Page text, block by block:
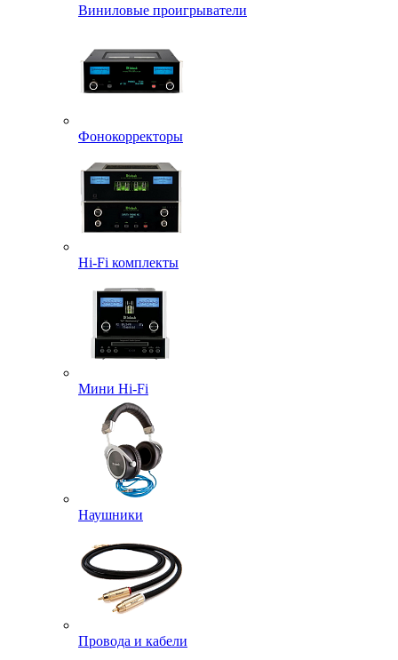
Виниловые проигрыватели
Фонокорректоры
Hi-Fi комплекты
Мини Hi-Fi
Наушники
Провода и кабели